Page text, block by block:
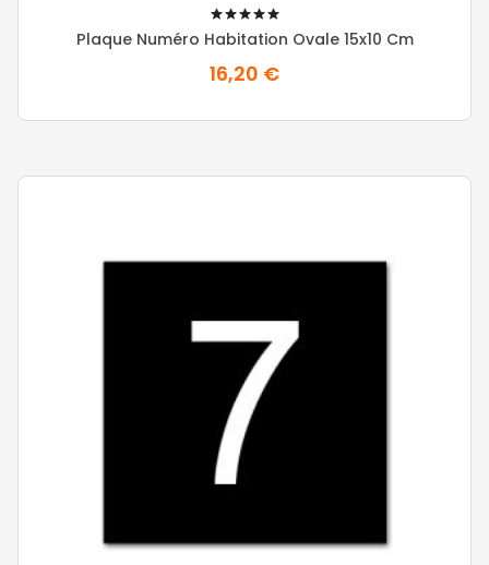
100%
Plaque Numéro Habitation Ovale 15x10 Cm
16,20 €